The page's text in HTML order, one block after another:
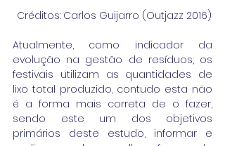
Créditos: Carlos Guijarro (Outjazz 2016)
Atualmente, como indicador da
evolução na gestão de resíduos, os
festivais utilizam as quantidades de
lixo total produzido, contudo esta não
é a forma mais correta de o fazer,
sendo este um dos objetivos
primários deste estudo, informar e